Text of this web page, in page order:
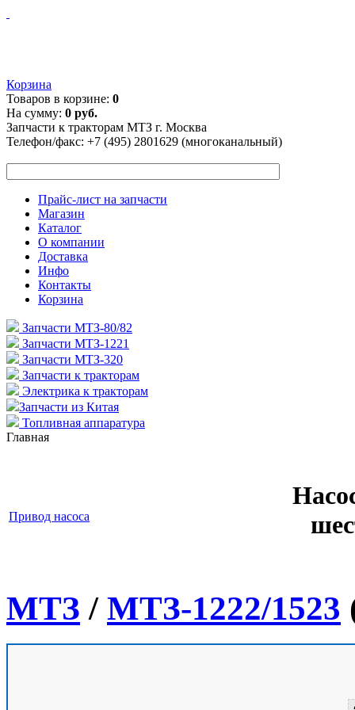
Корзина
Товаров в корзине: 0
На сумму: 0 руб.
Запчасти к тракторам МТЗ г. Москва
Телефон/факс: +7 (495) 2801629 (многоканальный)
Прайс-лист на запчасти
Магазин
Каталог
О компании
Доставка
Инфо
Контакты
Корзина
Запчасти МТЗ-80/82
Запчасти МТЗ-1221
Запчасти МТЗ-320
Запчасти к тракторам
Электрика к тракторам
Запчасти из Китая
Топливная аппаратура
Главная
Привод насоса
МТЗ / МТЗ-1222/1523